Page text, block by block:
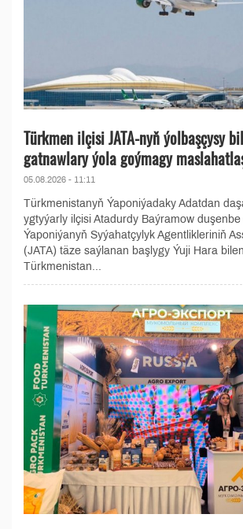
Türkmen ilçisi JATA-nyň ýolbaşçysy
gatnawlary ýola goýmagy
05.08.2026 - 11:11
Türkmenistanyň Ýaponiýadaky Adatdan
ygtyýarly ilçisi Atadurdy Baýramow
Ýaponiýanyň Syýahatçylyk Agentlikleriniň
(JATA) täze saýlanan başlygy Ýuji Hara
Türkmenistan...